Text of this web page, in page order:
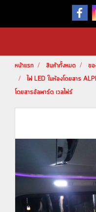
หน้าแรก สินค้าทั้งหมด
ข
ไฟ LED ในห้องโดยสาร
โดยสารอัลพาร์ด เวลไฟร์